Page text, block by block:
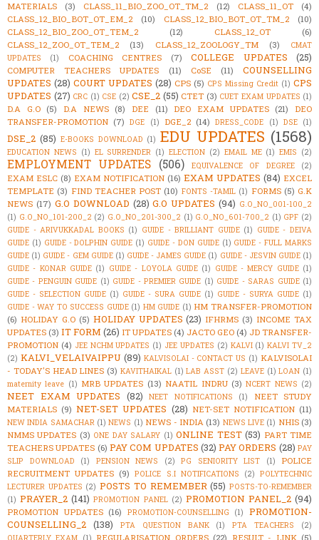
MATERIALS
(3) CLASS_11_BIO_ZOO_OT_TM_2 (12) CLASS_11_OT
(4)
CLASS_12_BIO_BOT_OT_EM_2
(10) CLASS_12_BIO_BOT_OT_TM_2
(10)
CLASS_12_BIO_ZOO_OT_TEM_2
(12) CLASS_12_OT
(6)
CLASS_12_ZOO_OT_TEM_2
(13) CLASS_12_ZOOLOGY_TM (3)
CMAT
UPDATES
(1) COACHING CENTRES (7) COLLEGE UPDATES (25)
COMPUTER TEACHERS UPDATES (11) CoSE (11)
COUNSELLING
UPDATES (28) COURT UPDATES (28) CPS (5) CPS Missing Credit (1) CPS
UPDATES (27) CRC (1) CSE (2) CSE_2 (55) CTET (3) CUET EXAM UPDATES (1)
D.A G.O (5) D.A NEWS (8) DEE (11) DEO EXAM UPDATES (21)
DEO
TRANSFER-PROMOTION (7) DGE (1) DGE_2 (14) DRESS_CODE (1) DSE (1)
DSE_2 (85) E-BOOKS DOWNLOAD (1) EDU UPDATES (1568)
EDUCATION NEWS (1) EL SURRENDER (1) ELECTION (2) EMAIL ME (1) EMIS (2)
EMPLOYMENT UPDATES (506) EQUIVALENCE OF DEGREE (2)
EXAM ESLC (8) EXAM NOTIFICATION (16) EXAM UPDATES (84) EXCEL
TEMPLATE (3) FIND TEACHER POST (10) FONTS -TAMIL (1) FORMS (5) G.K
NEWS (17) G.O DOWNLOAD (28) G.O UPDATES (94) G.O_NO_001-100_2
(1) G.O_NO_101-200_2 (2) G.O_NO_201-300_2 (1) G.O_NO_601-700_2 (1) GPF (2)
GUIDE - ARIVUKKADAL BOOKS (1) GUIDE - BRILLIANT GUIDE (1) GUIDE - DEIVA
GUIDE (1) GUIDE - DOLPHIN GUIDE (1) GUIDE - DON GUIDE (1) GUIDE - FULL MARKS
GUIDE (1) GUIDE - GEM GUIDE (1) GUIDE - JAMES GUIDE (1) GUIDE - JESVIN GUIDE (1)
GUIDE - KONAR GUIDE (1) GUIDE - LOYOLA GUIDE (1) GUIDE - MERCY GUIDE (1)
GUIDE - PENGUIN GUIDE (1) GUIDE - PREMIER GUIDE (1) GUIDE - SARAS GUIDE (1)
GUIDE - SELECTION GUIDE (1) GUIDE - SURA GUIDE (1) GUIDE - SURYA GUIDE (1)
GUIDE - WAY TO SUCCESS GUIDE (1) HM GUIDE (1) HM TRANSFER-PROMOTION
(6) HOLIDAY G.O (5) HOLIDAY UPDATES (23) IFHRMS (3) INCOME TAX
UPDATES (3) IT FORM (26) IT UPDATES (4) JACTO GEO (4) JD TRANSFER-
PROMOTION (4) JEE NCHM UPDATES (1) JEE UPDATES (2) KALVI (1) KALVI TV_2
(2) KALVI_VELAIVAIPPU (89) KALVISOLAI - CONTACT US (1) KALVISOLAI
- TODAY'S HEAD LINES (3) KAVITHAIKAL (1) LAB ASST (2) LEAVE (1) LOAN (1)
maternity leave (1) MRB UPDATES (13) NAATIL INDRU (3) NCERT NEWS (2)
NEET EXAM UPDATES (82) NEET NOTIFICATIONS (1)
NEET STUDY
MATERIALS (9) NET-SET UPDATES (28) NET-SET NOTIFICATION (11)
NEW INDIA SAMACHAR (1) NEWS (1) NEWS - INDIA (13) NEWS LIVE (1) NHIS (3)
NMMS UPDATES (3) ONE DAY SALARY (1) ONLINE TEST (53) PART TIME
TEACHERS UPDATES (6) PAY COM UPDATES (32) PAY ORDERS (28) PAY
SLIP DOWNLOAD
(1) PENSION NEWS (2) PG SENIORITY LIST (1)
POLICE
RECRUITMENT UPDATES (9) POLICE S.I NOTIFICATIONS (2) POLYTECHNIC
LECTURER UPDATES (2) POSTS TO REMEMBER (55) POSTS-TO-REMEMBER
(1) PRAYER_2 (141) PROMOTION PANEL (2) PROMOTION PANEL_2 (94)
PROMOTION UPDATES (16) PROMOTION-COUNSELLING (1)
PROMOTION-
COUNSELLING_2 (138) PTA QUESTION BANK (1) PTA TEACHERS
(2)
REGULARISATION ORDERS (22) RESULT - LINK (5)